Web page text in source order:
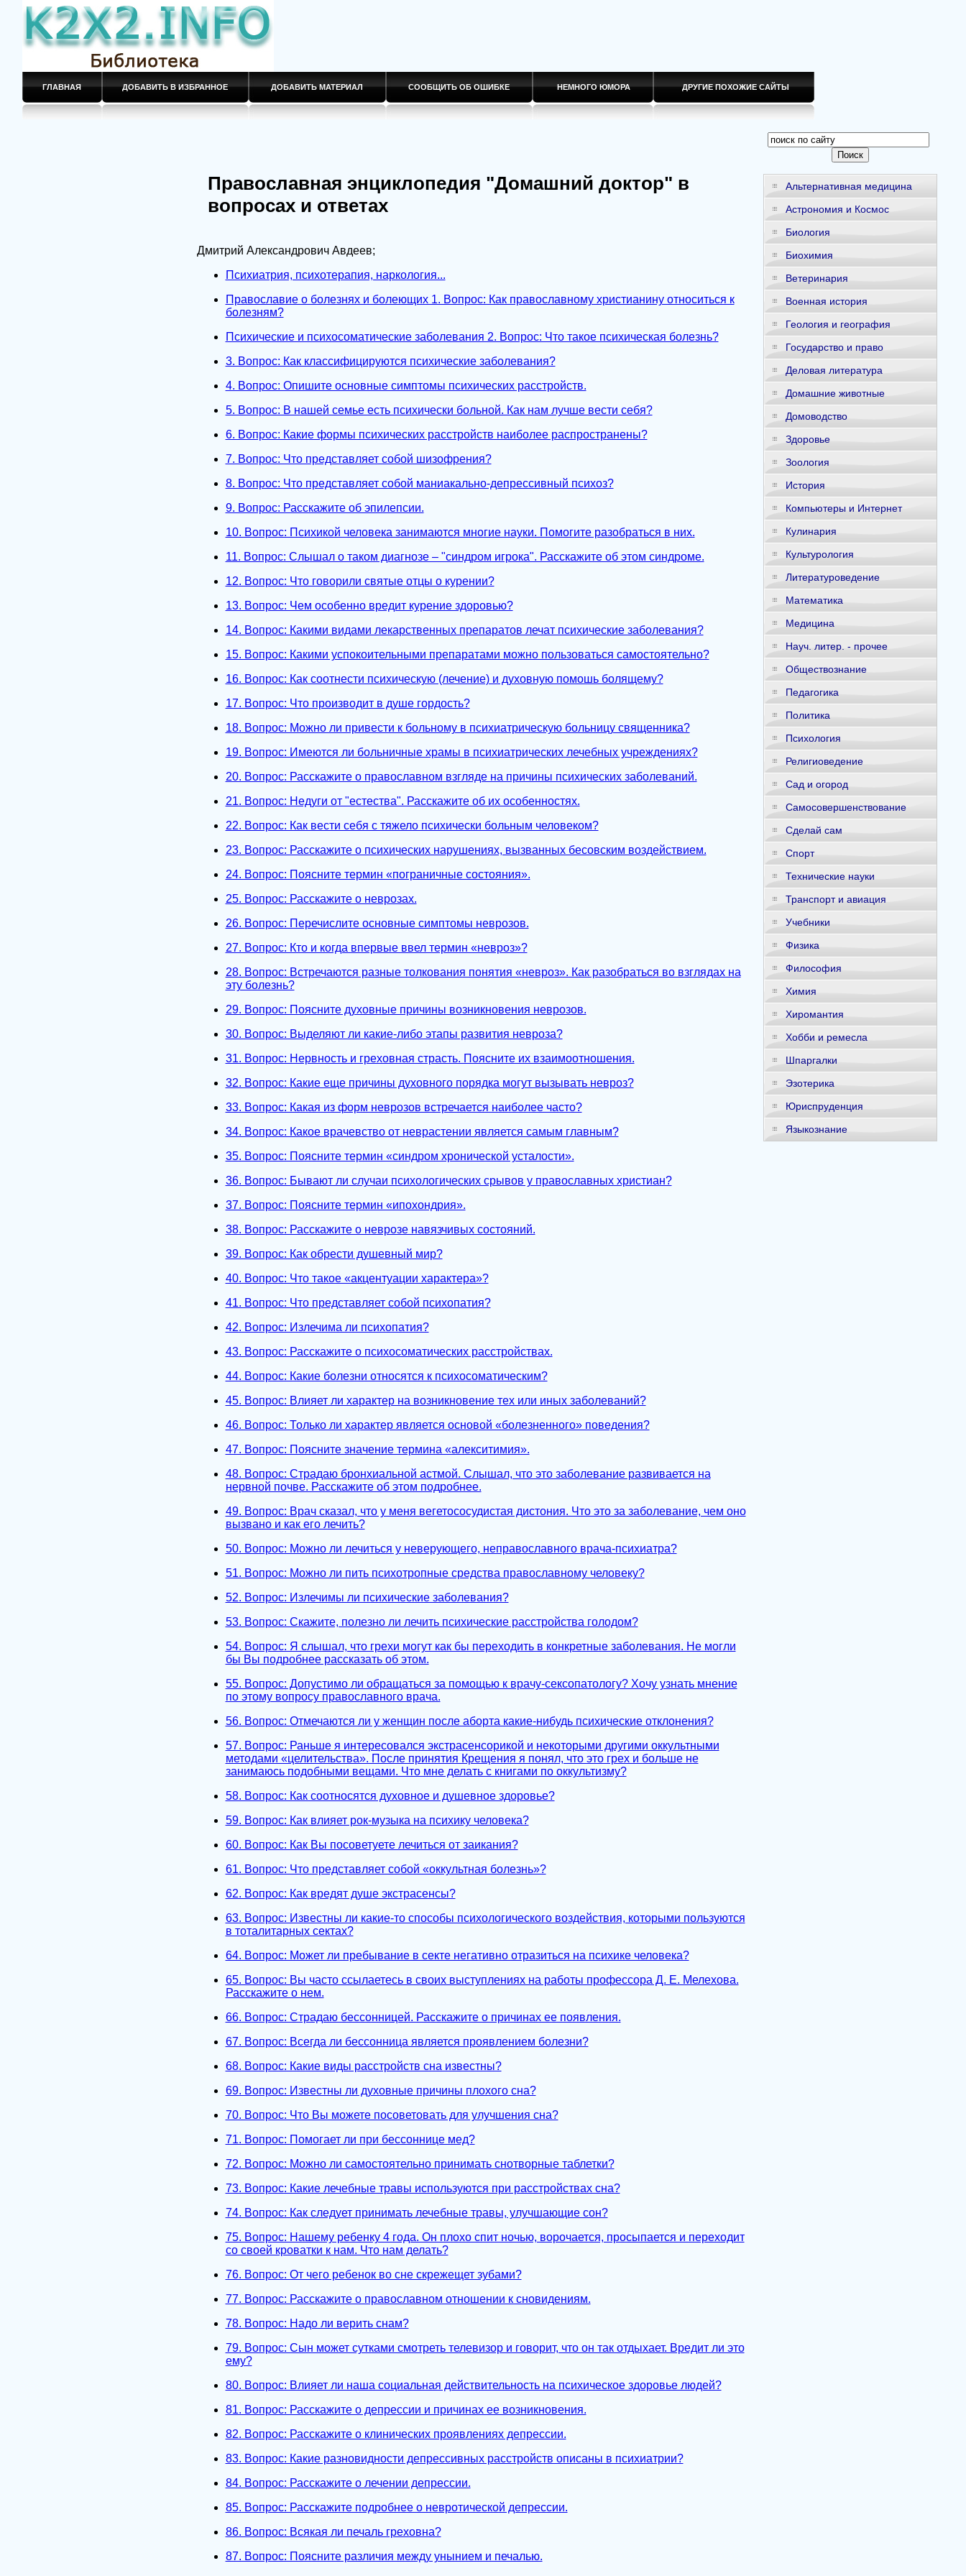
ГЛАВНАЯ ДОБАВИТЬ В ИЗБРАННОЕ ДОБАВИТЬ МАТЕРИАЛ СООБЩИТЬ ОБ ОШИБКЕ НЕМНОГО ЮМОРА ДРУГИЕ ПОХОЖИЕ САЙТЫ
Православная энциклопедия "Домашний доктор" в
вопросах и ответах
Дмитрий Александрович Авдеев;
Психиатрия, психотерапия, наркология...
Православие о болезнях и болеющих 1. Вопрос: Как православному христианину относиться к
болезням?
Психические и психосоматические заболевания 2. Вопрос: Что такое психическая болезнь?
3. Вопрос: Как классифицируются психические заболевания?
4. Вопрос: Опишите основные симптомы психических расстройств.
5. Вопрос: В нашей семье есть психически больной. Как нам лучше вести себя?
6. Вопрос: Какие формы психических расстройств наиболее распространены?
7. Вопрос: Что представляет собой шизофрения?
8. Вопрос: Что представляет собой маниакально-депрессивный психоз?
9. Вопрос: Расскажите об эпилепсии.
10. Вопрос: Психикой человека занимаются многие науки. Помогите разобраться в них.
11. Вопрос: Слышал о таком диагнозе – "синдром игрока". Расскажите об этом синдроме.
12. Вопрос: Что говорили святые отцы о курении?
13. Вопрос: Чем особенно вредит курение здоровью?
14. Вопрос: Какими видами лекарственных препаратов лечат психические заболевания?
15. Вопрос: Какими успокоительными препаратами можно пользоваться самостоятельно?
16. Вопрос: Как соотнести психическую (лечение) и духовную помошь болящему?
17. Вопрос: Что производит в душе гордость?
18. Вопрос: Можно ли привести к больному в психиатрическую больницу священника?
19. Вопрос: Имеются ли больничные храмы в психиатрических лечебных учреждениях?
20. Вопрос: Расскажите о православном взгляде на причины психических заболеваний.
21. Вопрос: Недуги от "естества". Расскажите об их особенностях.
22. Вопрос: Как вести себя с тяжело психически больным человеком?
23. Вопрос: Расскажите о психических нарушениях, вызванных бесовским воздействием.
24. Вопрос: Поясните термин «пограничные состояния».
25. Вопрос: Расскажите о неврозах.
26. Вопрос: Перечислите основные симптомы неврозов.
27. Вопрос: Кто и когда впервые ввел термин «невроз»?
28. Вопрос: Встречаются разные толкования понятия «невроз». Как разобраться во взглядах на
эту болезнь?
29. Вопрос: Поясните духовные причины возникновения неврозов.
30. Вопрос: Выделяют ли какие-либо этапы развития невроза?
31. Вопрос: Нервность и греховная страсть. Поясните их взаимоотношения.
32. Вопрос: Какие еще причины духовного порядка могут вызывать невроз?
33. Вопрос: Какая из форм неврозов встречается наиболее часто?
34. Вопрос: Какое врачевство от неврастении является самым главным?
35. Вопрос: Поясните термин «синдром хронической усталости».
36. Вопрос: Бывают ли случаи психологических срывов у православных христиан?
37. Вопрос: Поясните термин «ипохондрия».
38. Вопрос: Расскажите о неврозе навязчивых состояний.
39. Вопрос: Как обрести душевный мир?
40. Вопрос: Что такое «акцентуации характера»?
41. Вопрос: Что представляет собой психопатия?
42. Вопрос: Излечима ли психопатия?
43. Вопрос: Расскажите о психосоматических расстройствах.
44. Вопрос: Какие болезни относятся к психосоматическим?
45. Вопрос: Влияет ли характер на возникновение тех или иных заболеваний?
46. Вопрос: Только ли характер является основой «болезненного» поведения?
47. Вопрос: Поясните значение термина «алекситимия».
48. Вопрос: Страдаю бронхиальной астмой. Слышал, что это заболевание развивается на
нервной почве. Расскажите об этом подробнее.
49. Вопрос: Врач сказал, что у меня вегетососудистая дистония. Что это за заболевание, чем оно
вызвано и как его лечить?
50. Вопрос: Можно ли лечиться у неверующего, неправославного врача-психиатра?
51. Вопрос: Можно ли пить психотропные средства православному человеку?
52. Вопрос: Излечимы ли психические заболевания?
53. Вопрос: Скажите, полезно ли лечить психические расстройства голодом?
54. Вопрос: Я слышал, что грехи могут как бы переходить в конкретные заболевания. Не могли
бы Вы подробнее рассказать об этом.
55. Вопрос: Допустимо ли обращаться за помощью к врачу-сексопатологу? Хочу узнать мнение
по этому вопросу православного врача.
56. Вопрос: Отмечаются ли у женщин после аборта какие-нибудь психические отклонения?
57. Вопрос: Раньше я интересовался экстрасенсорикой и некоторыми другими оккультными
методами «целительства». После принятия Крещения я понял, что это грех и больше не
занимаюсь подобными вещами. Что мне делать с книгами по оккультизму?
58. Вопрос: Как соотносятся духовное и душевное здоровье?
59. Вопрос: Как влияет рок-музыка на психику человека?
60. Вопрос: Как Вы посоветуете лечиться от заикания?
61. Вопрос: Что представляет собой «оккультная болезнь»?
62. Вопрос: Как вредят душе экстрасенсы?
63. Вопрос: Известны ли какие-то способы психологического воздействия, которыми пользуются
в тоталитарных сектах?
64. Вопрос: Может ли пребывание в секте негативно отразиться на психике человека?
65. Вопрос: Вы часто ссылаетесь в своих выступлениях на работы профессора Д. Е. Мелехова.
Расскажите о нем.
66. Вопрос: Страдаю бессонницей. Расскажите о причинах ее появления.
67. Вопрос: Всегда ли бессонница является проявлением болезни?
68. Вопрос: Какие виды расстройств сна известны?
69. Вопрос: Известны ли духовные причины плохого сна?
70. Вопрос: Что Вы можете посоветовать для улучшения сна?
71. Вопрос: Помогает ли при бессоннице мед?
72. Вопрос: Можно ли самостоятельно принимать снотворные таблетки?
73. Вопрос: Какие лечебные травы используются при расстройствах сна?
74. Вопрос: Как следует принимать лечебные травы, улучшающие сон?
75. Вопрос: Нашему ребенку 4 года. Он плохо спит ночью, ворочается, просыпается и переходит
со своей кроватки к нам. Что нам делать?
76. Вопрос: От чего ребенок во сне скрежещет зубами?
77. Вопрос: Расскажите о православном отношении к сновидениям.
78. Вопрос: Надо ли верить снам?
79. Вопрос: Сын может сутками смотреть телевизор и говорит, что он так отдыхает. Вредит ли это
ему?
80. Вопрос: Влияет ли наша социальная действительность на психическое здоровье людей?
81. Вопрос: Расскажите о депрессии и причинах ее возникновения.
82. Вопрос: Расскажите о клинических проявлениях депрессии.
83. Вопрос: Какие разновидности депрессивных расстройств описаны в психиатрии?
84. Вопрос: Расскажите о лечении депрессии.
85. Вопрос: Расскажите подробнее о невротической депрессии.
86. Вопрос: Всякая ли печаль греховна?
87. Вопрос: Поясните различия между унынием и печалью.
Альтернативная медицина
Астрономия и Космос
Биология
Биохимия
Ветеринария
Военная история
Геология и география
Государство и право
Деловая литература
Домашние животные
Домоводство
Здоровье
Зоология
История
Компьютеры и Интернет
Кулинария
Культурология
Литературоведение
Математика
Медицина
Науч. литер. - прочее
Обществознание
Педагогика
Политика
Психология
Религиоведение
Сад и огород
Самосовершенствование
Сделай сам
Спорт
Технические науки
Транспорт и авиация
Учебники
Физика
Философия
Химия
Хиромантия
Хобби и ремесла
Шпаргалки
Эзотерика
Юриспруденция
Языкознание